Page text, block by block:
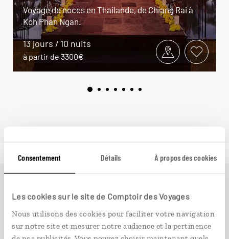
Consentement Détails À propos des cookies
Les cookies sur le site de Comptoir des Voyages
Nous utilisons des cookies pour faciliter votre navigation
sur notre site et mesurer notre audience et la pertinence
Voyage de noces en Thailande, de Chiang Rai à
Koh Phan Ngan.
13 jours / 10 nuits
à partir de 3300€
Conçu pour ceux qui préparent leur voyage et ceux que
passionnent les découvertes et rencontres du bout du
monde, il fait naître une irrésistible envie d’aller voir